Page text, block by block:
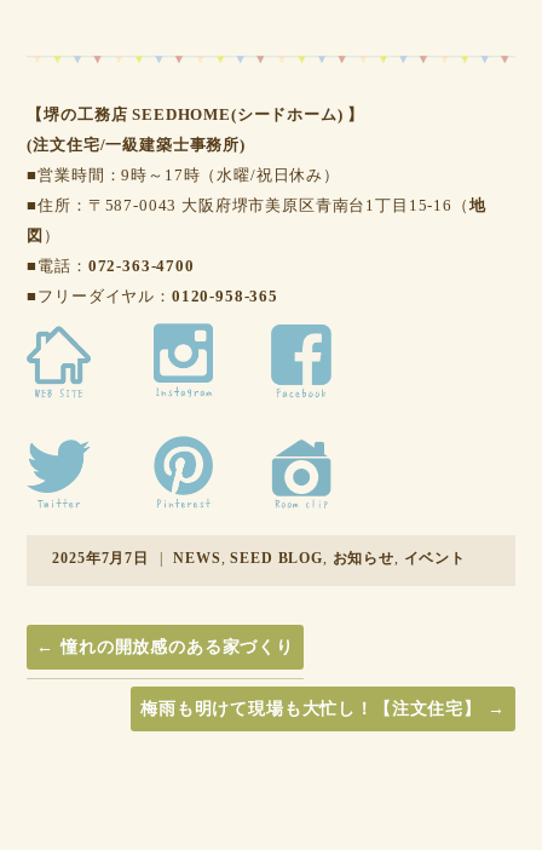
【堺の工務店 SEEDHOME(シードホーム) 】
(注文住宅/一級建築士事務所)
■営業時間：9時～17時（水曜/祝日休み）
■住所：〒587-0043 大阪府堺市美原区青南台1丁目15-16（ 地
図 ）
■電話： 072-363-4700
■フリーダイヤル： 0120-958-365
2025年7月7日 | NEWS ,SEED BLOG お知らせ イベント
← 憧れの開放感のある家づくり
梅雨も明けて現場も大忙し！【注文住宅】 →